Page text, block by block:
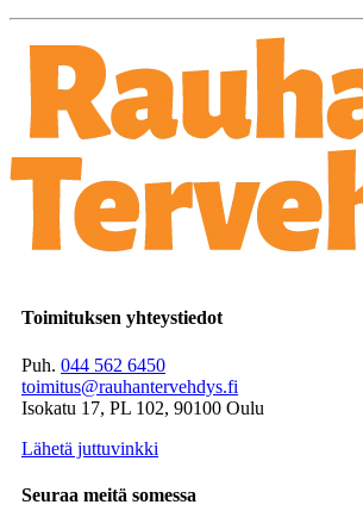
Toimituksen yhteystiedot
Puh. 044 562 6450
toimitus@rauhantervehdys.fi
Isokatu 17, PL 102, 90100 Oulu
Lähetä juttuvinkki
Seuraa meitä somessa